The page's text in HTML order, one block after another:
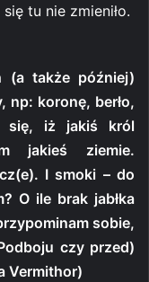
tu nie zmieniło.
(a także później)
np: koronę, berło,
się, iż jakiś król
jakieś ziemie.
I smoki – do
O ile brak jabłka
sobie,
czy przed)
Vermithor)